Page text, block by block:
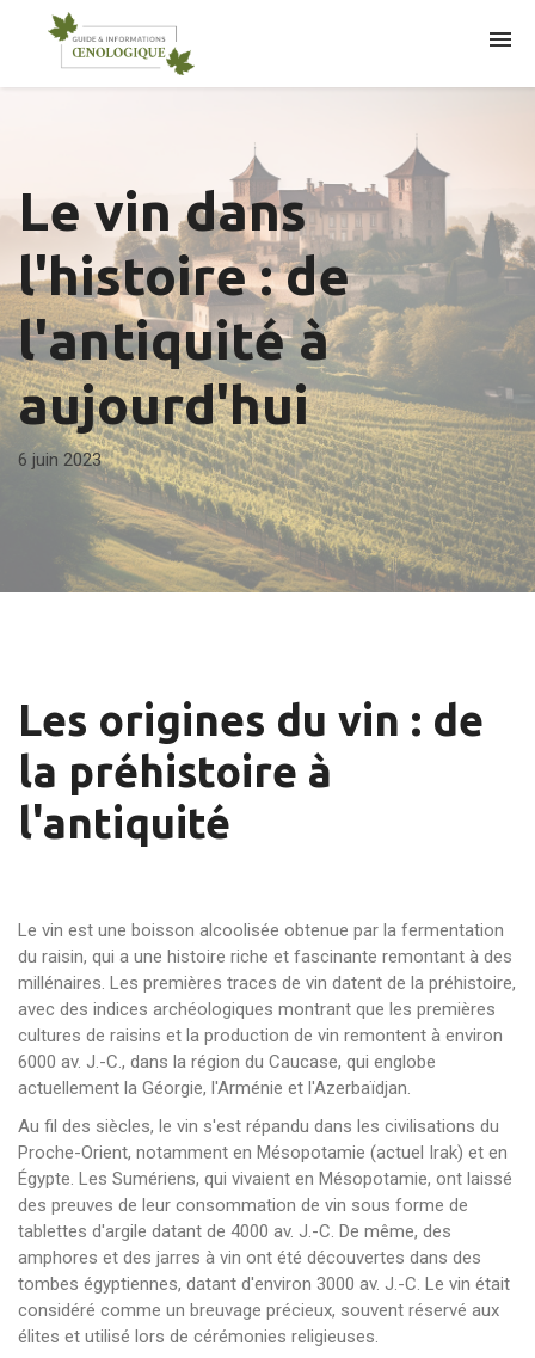
Le vin dans
l'histoire : de
l'antiquité à
aujourd'hui
6 juin 2023
Les origines du vin : de
la préhistoire à
l'antiquité
Le vin est une boisson alcoolisée obtenue par la fermentation
du raisin, qui a une histoire riche et fascinante remontant à des
millénaires. Les premières traces de vin datent de la préhistoire,
avec des indices archéologiques montrant que les premières
cultures de raisins et la production de vin remontent à environ
6000 av. J.-C., dans la région du Caucase, qui englobe
actuellement la Géorgie, l'Arménie et l'Azerbaïdjan.
Au fil des siècles, le vin s'est répandu dans les civilisations du
Proche-Orient, notamment en Mésopotamie (actuel Irak) et en
Égypte. Les Sumériens, qui vivaient en Mésopotamie, ont laissé
des preuves de leur consommation de vin sous forme de
tablettes d'argile datant de 4000 av. J.-C. De même, des
amphores et des jarres à vin ont été découvertes dans des
tombes égyptiennes, datant d'environ 3000 av. J.-C. Le vin était
considéré comme un breuvage précieux, souvent réservé aux
élites et utilisé lors de cérémonies religieuses.